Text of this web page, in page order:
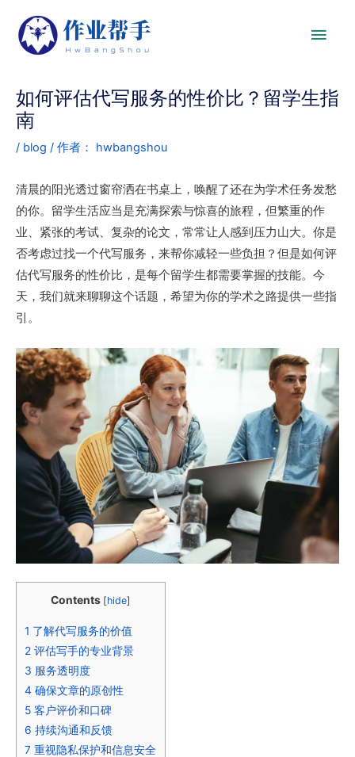
如何评估代写服务的性价比？留学生指
南
/ blog / 作者： hwbangshou
清晨的阳光透过窗帘洒在书桌上，唤醒了还在为学术任务发愁
的你。留学生活应当是充满探索与惊喜的旅程，但繁重的作
业、紧张的考试、复杂的论文，常常让人感到压力山大。你是
否考虑过找一个代写服务，来帮你减轻一些负担？但是如何评
估代写服务的性价比，是每个留学生都需要掌握的技能。今
天，我们就来聊聊这个话题，希望为你的学术之路提供一些指
引。
Contents [hide]
1 了解代写服务的价值
2 评估写手的专业背景
3 服务透明度
4 确保文章的原创性
5 客户评价和口碑
6 持续沟通和反馈
7 重视隐私保护和信息安全